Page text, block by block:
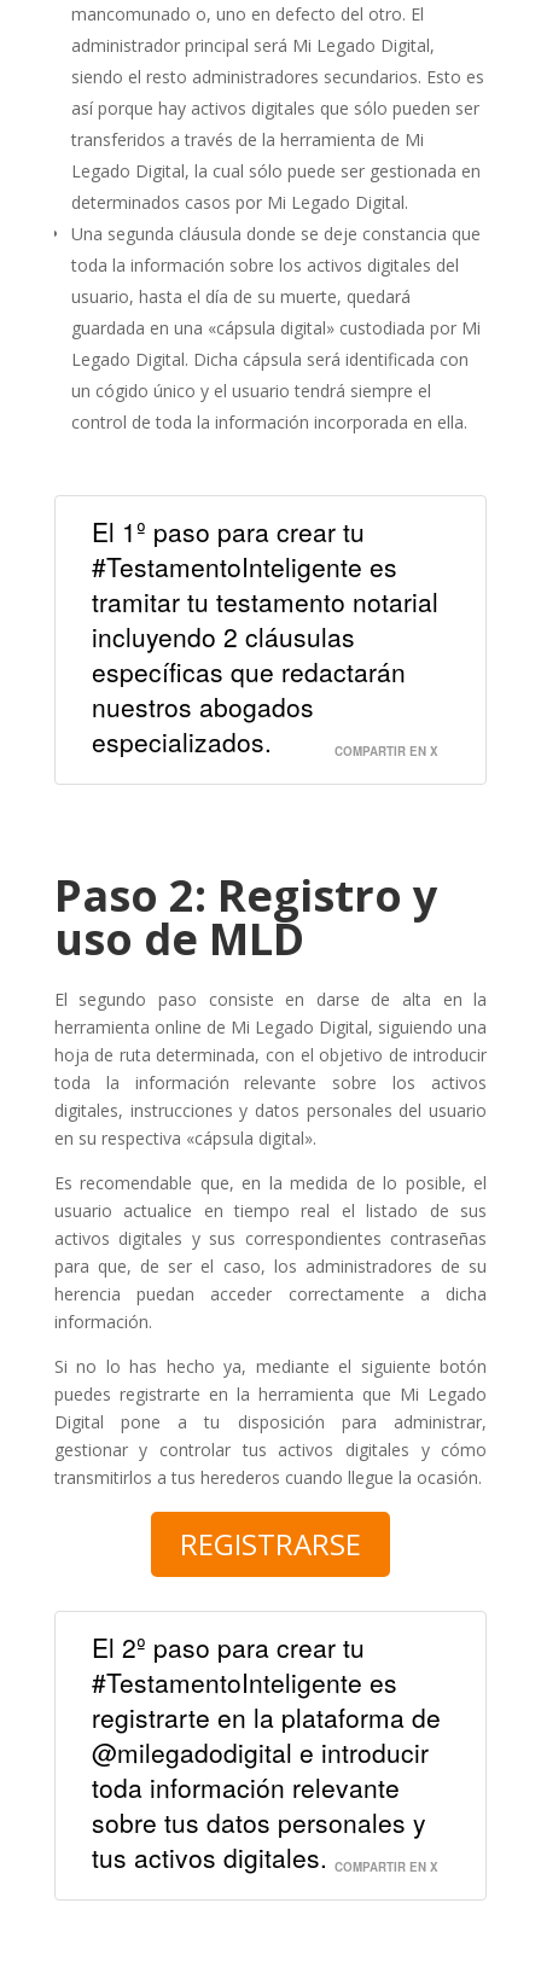
mancomunado o, uno en defecto del otro. El
administrador principal será Mi Legado Digital,
siendo el resto administradores secundarios. Esto es
así porque hay activos digitales que sólo pueden ser
transferidos a través de la herramienta de Mi
Legado Digital, la cual sólo puede ser gestionada en
determinados casos por Mi Legado Digital.
Una segunda cláusula donde se deje constancia que
toda la información sobre los activos digitales del
usuario, hasta el día de su muerte, quedará
guardada en una «cápsula digital» custodiada por Mi
Legado Digital. Dicha cápsula será identificada con
un cógido único y el usuario tendrá siempre el
control de toda la información incorporada en ella.
El 1º paso para crear tu
#TestamentoInteligente es
tramitar tu testamento notarial
incluyendo 2 cláusulas
específicas que redactarán
nuestros abogados
especializados.
COMPARTIR EN X
Paso 2: Registro y
uso de MLD
El segundo paso consiste en darse de alta en la
herramienta online de Mi Legado Digital, siguiendo una
hoja de ruta determinada, con el objetivo de introducir
toda la información relevante sobre los activos
digitales, instrucciones y datos personales del usuario
en su respectiva «cápsula digital».
Es recomendable que, en la medida de lo posible, el
usuario actualice en tiempo real el listado de sus
activos digitales y sus correspondientes contraseñas
para que, de ser el caso, los administradores de su
herencia puedan acceder correctamente a dicha
información.
Si no lo has hecho ya, mediante el siguiente botón
puedes registrarte en la herramienta que Mi Legado
Digital pone a tu disposición para administrar,
gestionar y controlar tus activos digitales y cómo
transmitirlos a tus herederos cuando llegue la ocasión.
REGISTRARSE
El 2º paso para crear tu
#TestamentoInteligente es
registrarte en la plataforma de
@milegadodigital e introducir
toda información relevante
sobre tus datos personales y
tus activos digitales. COMPARTIR EN X